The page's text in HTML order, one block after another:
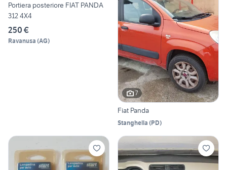
Portiera posteriore FIAT PANDA
312 4X4
250 €
Ravanusa (AG)
7
Fiat Panda
Stanghella (PD)